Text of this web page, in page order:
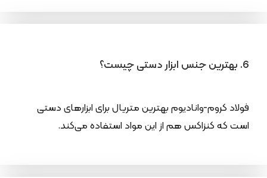
6. بهترین جنس ابزار دستی چیست؟
فولاد کروم-وانادیوم بهترین متریال برای ابزارهای دستی
است که کنزاکس هم از این مواد استفاده می‌کند.